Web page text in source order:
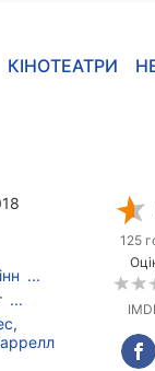
КІНОТЕАТРИ
...
...
,
125